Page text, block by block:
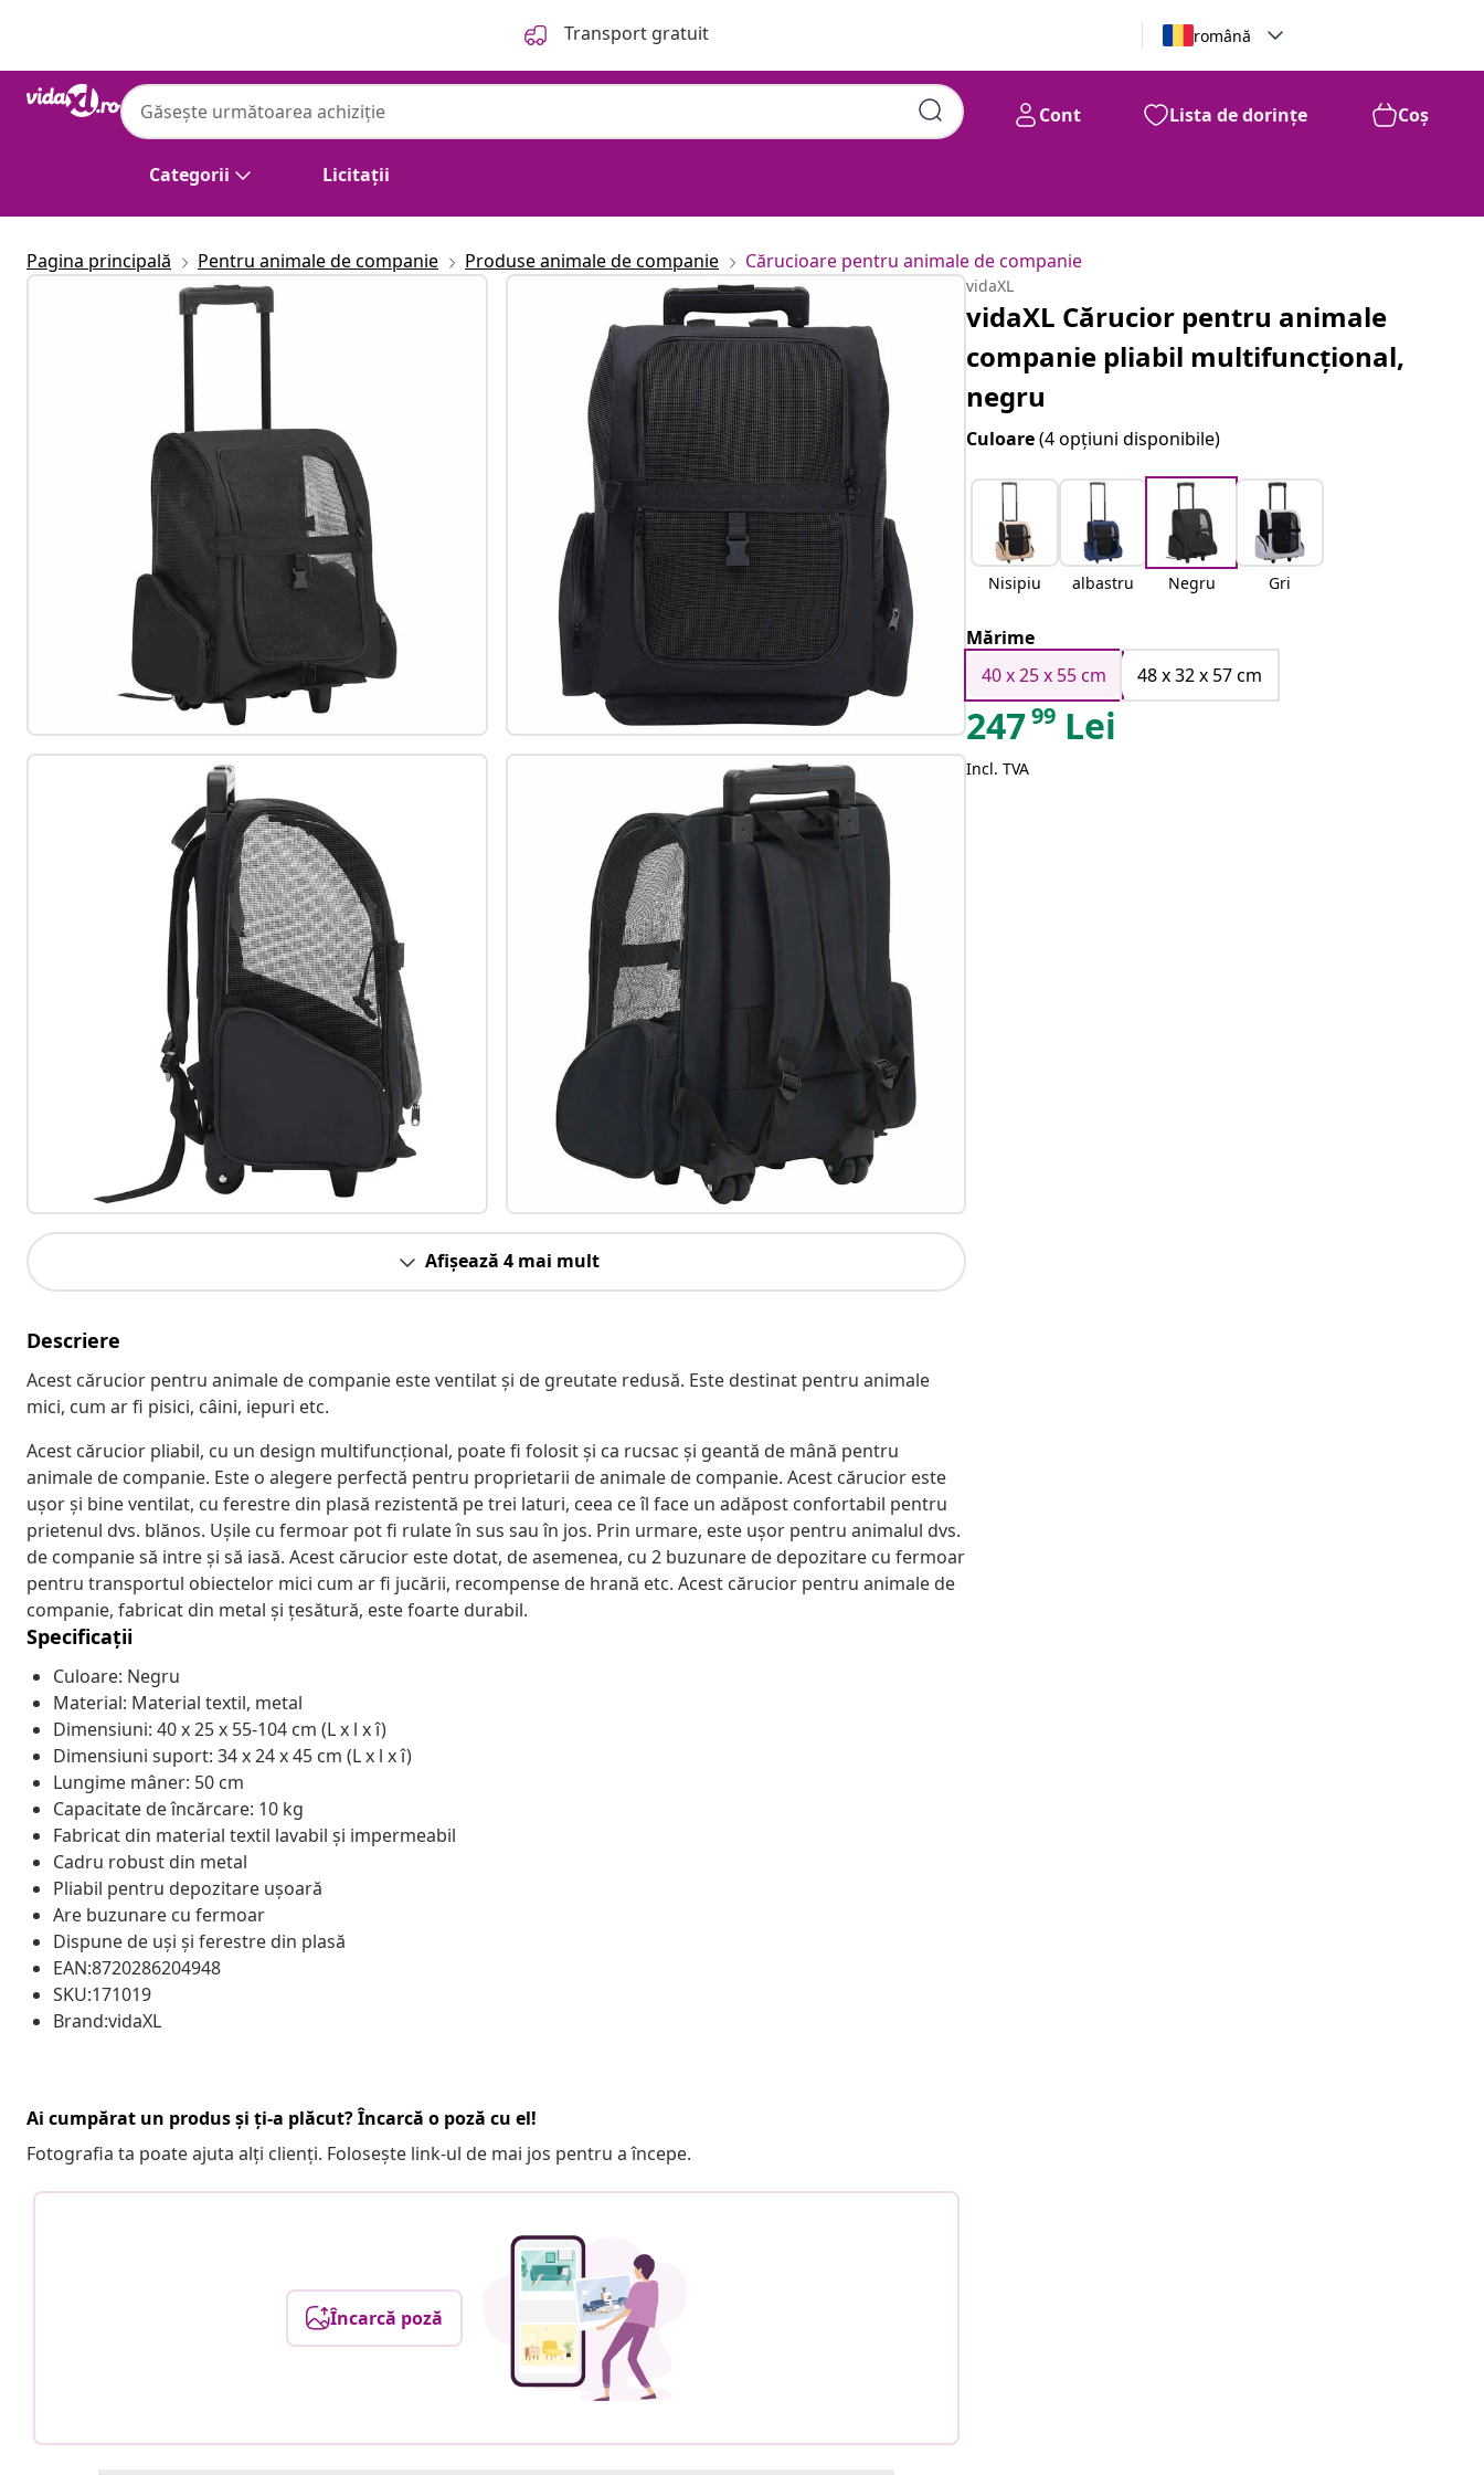
Transport gratuit română
Categorii Licitații
Cont Lista de dorințe Coș
Pagina principală Pentru animale de companie Produse animale de companie Cărucioare pentru animale de companie
Afișează 4 mai mult
Descriere
Acest cărucior pentru animale de companie este ventilat și de greutate redusă. Este destinat pentru animale
mici, cum ar fi pisici, câini, iepuri etc.
Acest cărucior pliabil, cu un design multifuncțional, poate fi folosit și ca rucsac și geantă de mână pentru
animale de companie. Este o alegere perfectă pentru proprietarii de animale de companie. Acest cărucior este
ușor și bine ventilat, cu ferestre din plasă rezistentă pe trei laturi, ceea ce îl face un adăpost confortabil pentru
prietenul dvs. blănos. Ușile cu fermoar pot fi rulate în sus sau în jos. Prin urmare, este ușor pentru animalul dvs.
de companie să intre și să iasă. Acest cărucior este dotat, de asemenea, cu 2 buzunare de depozitare cu fermoar
pentru transportul obiectelor mici cum ar fi jucării, recompense de hrană etc. Acest cărucior pentru animale de
companie, fabricat din metal și țesătură, este foarte durabil.
Specificații
Culoare: Negru
Material: Material textil, metal
Dimensiuni: 40 x 25 x 55-104 cm (L x l x î)
Dimensiuni suport: 34 x 24 x 45 cm (L x l x î)
Lungime mâner: 50 cm
Capacitate de încărcare: 10 kg
Fabricat din material textil lavabil și impermeabil
Cadru robust din metal
Pliabil pentru depozitare ușoară
Are buzunare cu fermoar
Dispune de uși și ferestre din plasă
EAN:8720286204948
SKU:171019
Brand:vidaXL
Ai cumpărat un produs și ți-a plăcut? Încarcă o poză cu el!
Fotografia ta poate ajuta alți clienți. Folosește link-ul de mai jos pentru a începe.
Încarcă poză
vidaXL
vidaXL Cărucior pentru animale
companie pliabil multifuncțional,
negru
Culoare(4 opțiuni disponibile)
Nisipiu albastru Negru Gri
Mărime
40 x 25 x 55 cm
48 x 32 x 57 cm
24799 Lei
Incl. TVA